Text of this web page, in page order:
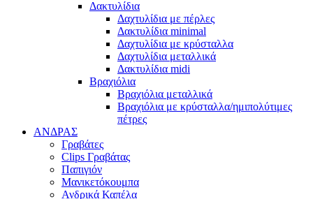
Δακτυλίδια
Δαχτυλίδια με πέρλες
Δακτυλίδια minimal
Δαχτυλίδια με κρύσταλλα
Δαχτυλίδια μεταλλικά
Δακτυλίδια midi
Βραχιόλια
Βραχιόλια μεταλλικά
Βραχιόλια με κρύσταλλα/ημιπολύτιμες
πέτρες
ΑΝΔΡΑΣ
Γραβάτες
Clips Γραβάτας
Παπιγιόν
Μανικετόκουμπα
Ανδρικά Καπέλα